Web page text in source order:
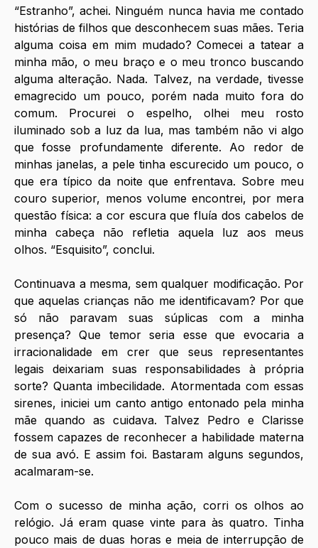
“Estranho”, achei. Ninguém nunca havia me contado
histórias de filhos que desconhecem suas mães. Teria
alguma coisa em mim mudado? Comecei a tatear a
minha mão, o meu braço e o meu tronco buscando
alguma alteração. Nada. Talvez, na verdade, tivesse
emagrecido um pouco, porém nada muito fora do
comum. Procurei o espelho, olhei meu rosto
iluminado sob a luz da lua, mas também não vi algo
que fosse profundamente diferente. Ao redor de
minhas janelas, a pele tinha escurecido um pouco, o
que era típico da noite que enfrentava. Sobre meu
couro superior, menos volume encontrei, por mera
questão física: a cor escura que fluía dos cabelos de
minha cabeça não refletia aquela luz aos meus
olhos. “Esquisito”, conclui.
Continuava a mesma, sem qualquer modificação. Por
que aquelas crianças não me identificavam? Por que
só não paravam suas súplicas com a minha
presença? Que temor seria esse que evocaria a
irracionalidade em crer que seus representantes
legais deixariam suas responsabilidades à própria
sorte? Quanta imbecilidade. Atormentada com essas
sirenes, iniciei um canto antigo entonado pela minha
mãe quando as cuidava. Talvez Pedro e Clarisse
fossem capazes de reconhecer a habilidade materna
de sua avó. E assim foi. Bastaram alguns segundos,
acalmaram-se.
Com o sucesso de minha ação, corri os olhos ao
relógio. Já eram quase vinte para às quatro. Tinha
pouco mais de duas horas e meia de interrupção de